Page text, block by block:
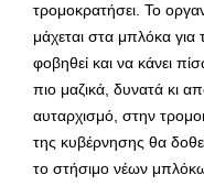
τρομοκρατήσει. Το
μάχεται στα μπλόκα για
φοβηθεί και να κάνει
πιο μαζικά, δυνατά κι
αυταρχισμό, στην
της κυβέρνησης θα
το στήσιμο νέων